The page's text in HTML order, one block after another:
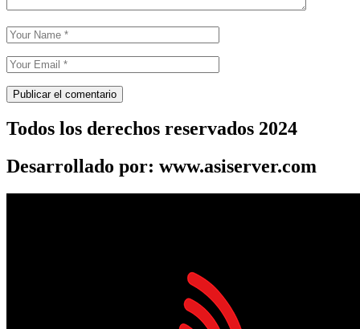
Todos los derechos reservados 2024
Desarrollado por: www.asiserver.com